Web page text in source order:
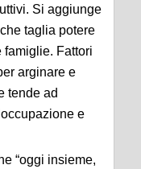
Si aggiunge
taglia potere
famiglie. Fattori
arginare e
tende ad
e
“oggi insieme,